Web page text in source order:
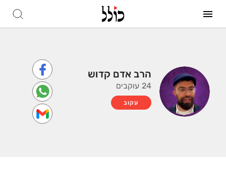
הרב אדם קדוש
24 עוקבים
עקוב